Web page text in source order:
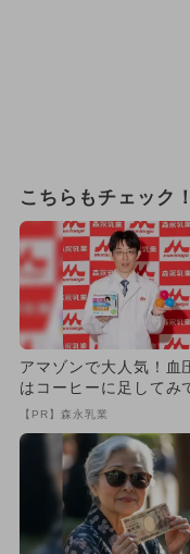
こちらもチェック
アマゾンで大人気！血
はコーヒーに足してみ
【PR】森永乳業